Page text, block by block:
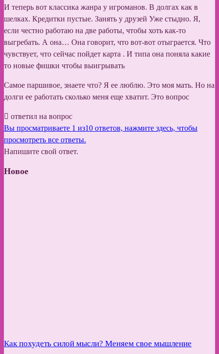
И теперь вот классика жанра у игроманов. В долгах как в
шелках. Кредитки пустые. Занять у друзей Уже стыдно. Я,
если честно работаю на две работы, чтобы хоть как-то
выгребать. А она… Она говорит, что вот-вот отыграется. Что
чувствует, что сейчас пойдет карта . И типа она поняла какие
то новые фишки чтобы выигрывать
Самое паршивое, знаете что? Я ее люблю. Это моя мать. Но на
долги ее работать сколько меня еще хватит. Это вопрос
ответил на вопрос
Вы просматриваете 1 из10 ответов, нажмите здесь, чтобы
просмотреть все ответы.
Напишите свой ответ.
Новое
Как похудеть силой мысли? Меняем свое мышление